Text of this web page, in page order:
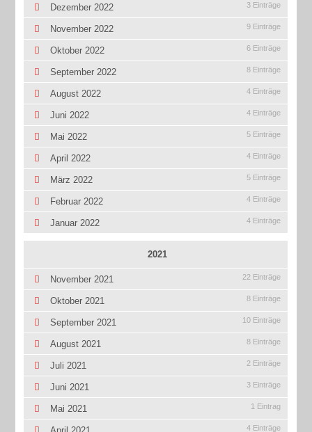
Dezember 2022 3 Einträge
November 2022 9 Einträge
Oktober 2022 6 Einträge
September 2022 8 Einträge
August 2022 4 Einträge
Juni 2022 4 Einträge
Mai 2022 5 Einträge
April 2022 4 Einträge
März 2022 5 Einträge
Februar 2022 4 Einträge
Januar 2022 4 Einträge
2021
November 2021 22 Einträge
Oktober 2021 8 Einträge
September 2021 10 Einträge
August 2021 8 Einträge
Juli 2021 2 Einträge
Juni 2021 3 Einträge
Mai 2021 1 Eintrag
4 Einträge